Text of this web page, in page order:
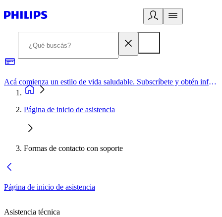
Acá comienza un estilo de vida saludable. Subscríbete y obtén información de primera mano
Página de inicio de asistencia
Formas de contacto con soporte
Página de inicio de asistencia
Asistencia técnica